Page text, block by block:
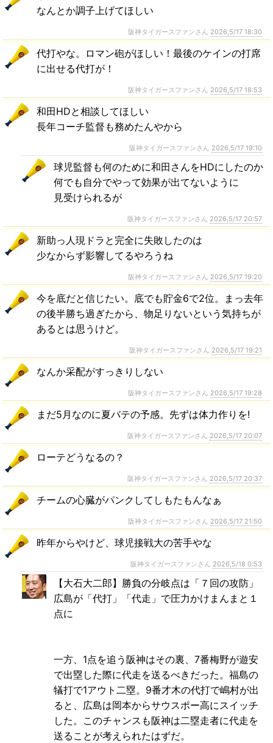
なんとか調子上げてほしい
阪神タイガースファンさん 2026,5/17 18:30
代打やな。ロマン砲がほしい！最後のケインの打席
に出せる代打が！
阪神タイガースファンさん 2026,5/17 18:53
和田HDと相談してほしい
長年コーチ監督も務めたんやから
阪神タイガースファンさん 2026,5/17 19:10
球児監督も何のために和田さんをHDにしたのか
何でも自分でやって効果が出てないように
見受けられるが
阪神タイガースファンさん 2026,5/17 20:57
新助っ人現ドラと完全に失敗したのは
少なからず影響してるやろうね
阪神タイガースファンさん 2026,5/17 19:20
今を底だと信じたい。底でも貯金6で2位。まっ去年
の後半勝ち過ぎたから、物足りないという気持ちが
あるとは思うけど。
阪神タイガースファンさん 2026,5/17 19:21
なんか采配がすっきりしない
阪神タイガースファンさん 2026,5/17 19:28
まだ5月なのに夏バテの予感。先ずは体力作りを!
阪神タイガースファンさん 2026,5/17 20:07
ローテどうなるの？
阪神タイガースファンさん 2026,5/17 20:37
チームの心臓がパンクしてしもたもんなぁ
阪神タイガースファンさん 2026,5/17 21:50
昨年からやけど、球児接戦大の苦手やな
阪神タイガースファンさん 2026,5/18 0:53
【大石大二郎】勝負の分岐点は「７回の攻防」
広島が「代打」「代走」で圧力かけまんまと１
点に
一方、1点を追う阪神はその裏、7番梅野が遊安
で出塁した際に代走を送るべきだった。福島の
犠打で1アウト二塁。9番才木の代打で嶋村が出
ると、広島は岡本からサウスポー高にスイッチ
した。このチャンスも阪神は二塁走者に代走を
送ることが考えられたはずだ。